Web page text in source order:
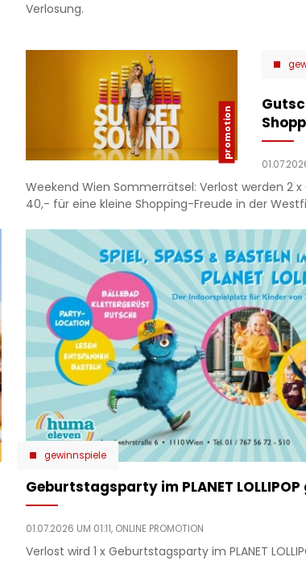
Verlosung.
Weekend Wien Sommerrätsel: Verlost werden 2
40,- für eine kleine Shopping-Freude in der
gewinnspiele
Geburtstagsparty im PLANET
01.07.2026 UM 01:11, ONLINE PROMOTION
Verlost wird 1 x Geburtstagsparty im PLANET